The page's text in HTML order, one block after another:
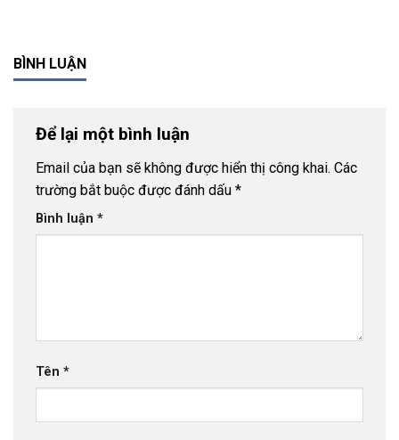
BÌNH LUẬN
Để lại một bình luận
Email của bạn sẽ không được hiển thị công khai. Các
trường bắt buộc được đánh dấu *
Bình luận *
Tên *